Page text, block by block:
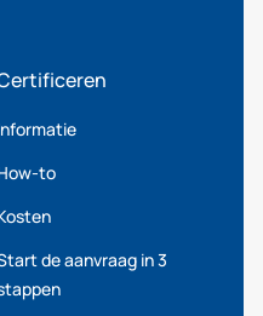
to
de aanvraag in 3